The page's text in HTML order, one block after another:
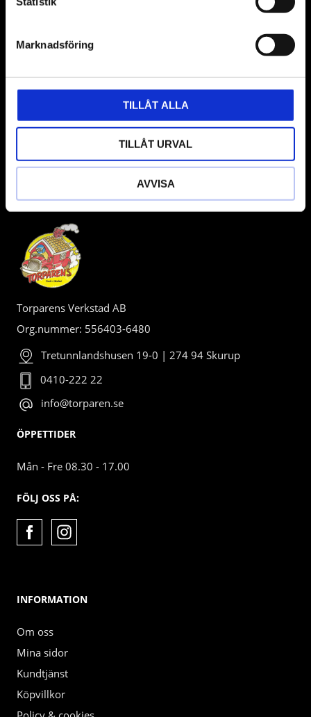
Marknadsföring
TILLÅT ALLA
TILLÅT URVAL
AVVISA
& däckmaskiner och Master luftmaskiner. Kontakta oss
kunden.
BUTIK
Torparens Verkstad AB
Org.nummer: 556403-6480
Tretunnlandshusen 19-0 | 274 94 Skurup
0410-222 22
info@torparen.se
ÖPPETTIDER
Mån - Fre 08.30 - 17.00
FÖLJ OSS PÅ:
INFORMATION
Om oss
Mina sidor
Kundtjänst
Köpvillkor